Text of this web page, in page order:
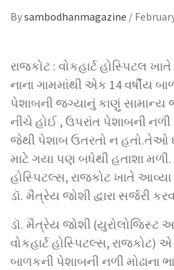
Bysambodhanmagazine /
રાજકોટ : વોકહાર્ટ હોસ્પિટલ
નાના ગામમાંથી એક 14 વર્ષીય
પેશાબની જગ્યાનું કાણું
નીચે હોઈ , ઉપરાંત પેશાબની
જેથી પેશાબ ઉતરતો ન હતો.તેઓ
માટે ગયા પણ બધેથી હતાશા
હોસ્પિટલ્સ, રાજકોટ ખાતે
ડૉ. મૈત્રેય જોશી દ્વારા સર્જરી
ડૉ. મૈત્રેય જોશી (યુરોલોજિસ્ટ
વોકહાર્ટ હોસ્પિટલ્સ,
બાળકની પેશાબની નળી મોઢાના